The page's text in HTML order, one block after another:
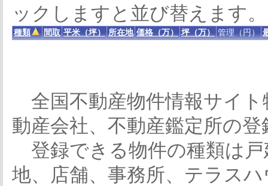
ックしますと並び替えます。
種類 間取 平米（坪） 所在地 価格（万） 坪（万） 管理（円）
全国不動産物件情報サイト
動産会社、不動産鑑定所の
登録できる物件の種類は
地、店舗、事務所、テラス